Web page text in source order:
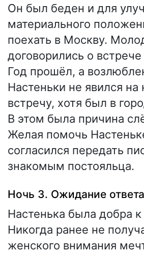
Он был беден и для
материального
поехать в Москву.
договорились о
Год прошёл, а
Настеньки не явился на
встречу, хотя был в
В этом была причина
Желая помочь
согласился передать
знакомым постояльца.
Ночь 3. Ожидание ответа
Настенька была добра к
Никогда ранее не
женского внимания